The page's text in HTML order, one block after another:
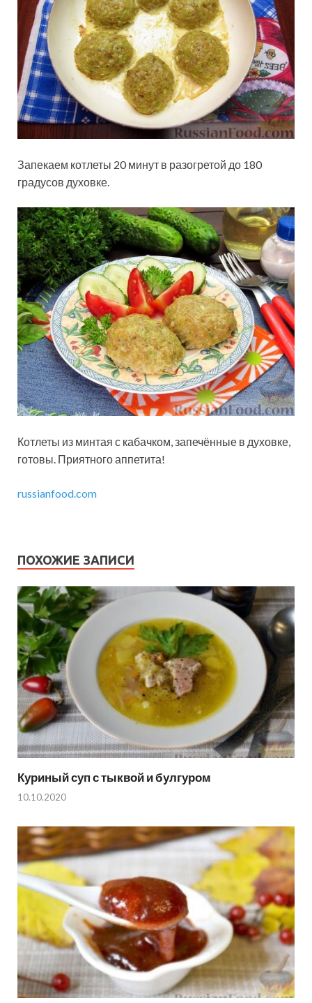
Запекаем котлеты 20 минут в разогретой до 180
градусов духовке.
Котлеты из минтая с кабачком, запечённые в духовке,
готовы. Приятного аппетита!
russianfood.com
ПОХОЖИЕ ЗАПИСИ
Куриный суп с тыквой и булгуром
10.10.2020